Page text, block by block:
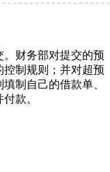
财务部对提交的预
制规则；并对超预
制自己的借款单、
款。